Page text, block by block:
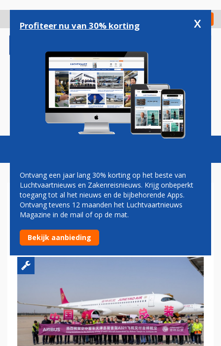
gaan
Check in
Magazine Podcasts Vacatures
EERSTE AIRBUS A321NEO
ROLT IN TIANJIN VAN DE
BAND
Profiteer nu van 30% korting x
Ontvang een jaar lang 30% korting op het beste van
Luchtvaartnieuws en Zakenreisnieuws. Krijg onbeperkt
toegang tot al het nieuws en de bijbehorende Apps.
Ontvang tevens 12 maanden het Luchtvaartnieuws
Magazine in de mail of op de mat.
Bekijk aanbieding